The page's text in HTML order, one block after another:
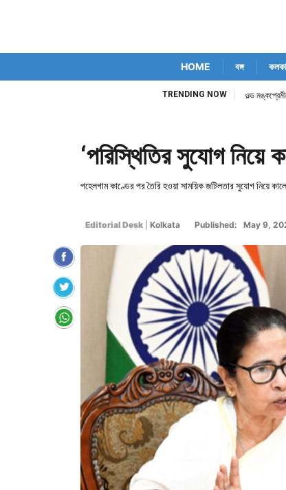
HOME বঙ্গ
TRENDING NOW ওল্ড
‘পরিস্থিতির সুযোগ নিয়ে
পহেলগাম কাণ্ডের পর তৈরি হওয়া সাময়িক জটিলতার সুযোগ নিয়ে
Editorial Desk Kolkata Published: May 9,